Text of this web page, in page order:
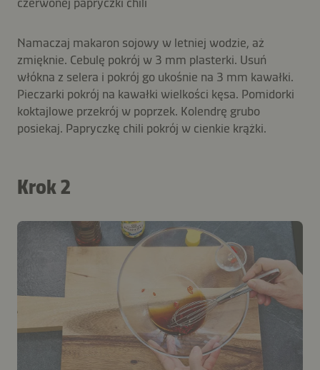
Namaczaj makaron sojowy w letniej wodzie, aż
zmięknie. Cebulę pokrój w 3 mm plasterki. Usuń
włókna z selera i pokrój go ukośnie na 3 mm kawałki.
Pieczarki pokrój na kawałki wielkości kęsa. Pomidorki
koktajlowe przekrój w poprzek. Kolendrę grubo
posiekaj. Papryczkę chili pokrój w cienkie krążki.
Krok 2